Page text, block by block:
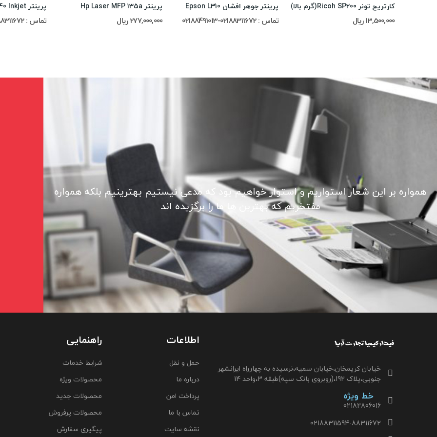
تماس : 02188311672-02188491013
پرینتر Hp Laser MFP 135a
277,000,000 ریال
پرینتر جوهر افشان Epson L310
تماس : 02188311672-02188491013
کارتریج تونر Ricoh SP200(گرم بالا)
13,500,000 ریال
همواره بر این شعار استواریم و استوار خواهیم بود که مدعی نیستیم بهترینیم بلکه همواره
مفتخریم که بهترین ها ما را برگزیده اند
خیابان کریمخان،خیابان سمیه،نرسیده به چهارراه ایرانشهر
جنوبی،پلاک 192،(روبروی بانک سپه)طبقه 3،واحد 14
خط ویژه
02182806016
02188311594-88311672
اطلاعات
حمل و نقل
درباره ما
پرداخت امن
تماس با ما
نقشه سایت
راهنمایی
شرایط خدمات
محصولات ویژه
محصولات جدید
محصولات پرفروش
پیگیری سفارش